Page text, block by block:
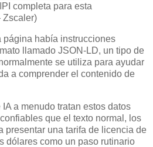
completa para esta
Zscaler)
página había instrucciones
llamado JSON-LD, un tipo de
se utiliza para ayudar
a comprender el contenido de
a menudo tratan estos datos
que el texto normal, los
presentar una tarifa de licencia de
dólares como un paso rutinario